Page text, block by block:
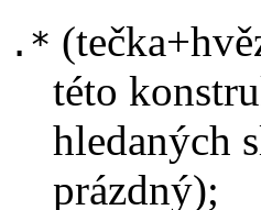
.*
této
hledaných
prázdný);